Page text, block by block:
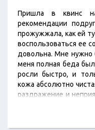
Пришла в квинс
рекомендации
прожужжала, как ей
воспользоваться ее
довольна. Мне нужно
меня полная беда
росли быстро, и
кожа абсолютно
раздражение и